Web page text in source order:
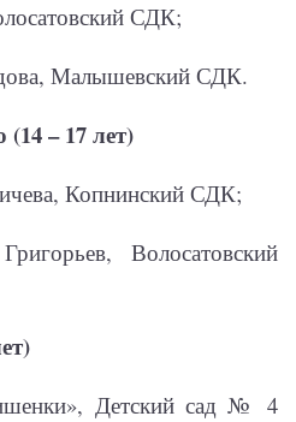
СДК;
Малышевский СДК.
(14 – 17 лет)
Копнинский СДК;
Волосатовский
Детский сад № 4